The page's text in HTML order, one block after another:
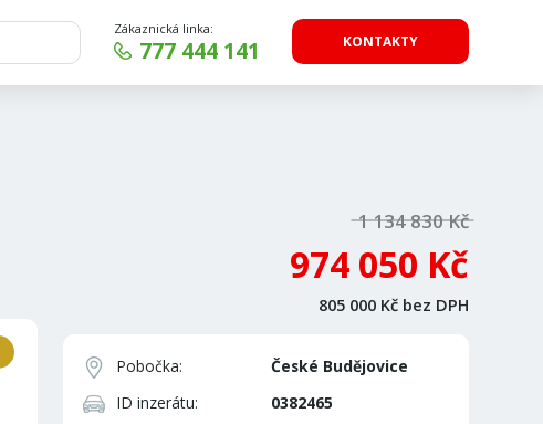
Zákaznická linka:
777 444 141 KONTAKTY
1 134 830 Kč
974 050 Kč
805 000 Kč bez DPH
Pobočka:
České Budějovice
ID inzerátu:
0382465